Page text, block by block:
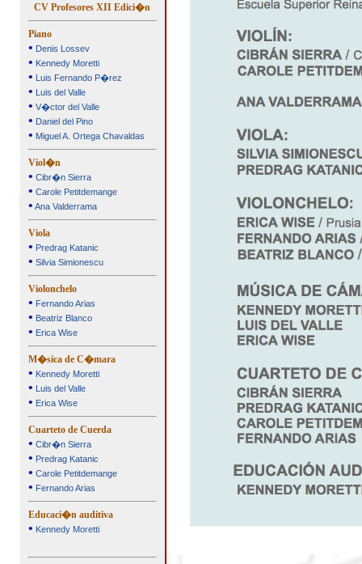
CV Profesores XII Edici�n
Piano
• Denis Lossev
• Kennedy Moretti
• Luis Fernando P�rez
• Luis del Valle
• V�ctor del Valle
• Daniel del Pino
• Miguel A. Ortega Chavaldas
Viol�n
• Cibr�n Sierra
• Carole Petitdemange
• Ana Valderrama
Viola
• Predrag Katanic
• Silvia Simionescu
Violonchelo
• Fernando Arias
• Beatriz Blanco
• Erica Wise
M�sica de C�mara
• Kennedy Moretti
• Luis del Valle
• Erica Wise
Cuarteto de Cuerda
• Cibr�n Sierra
• Predrag Katanic
• Carole Petitdemange
• Fernando Arias
Educaci�n auditiva
• Kennedy Moretti